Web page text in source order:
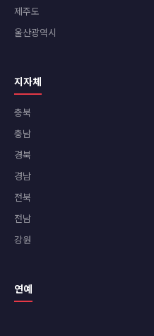
제주도
울산광역시
지자체
충북
충남
경북
경남
전북
전남
강원
연예